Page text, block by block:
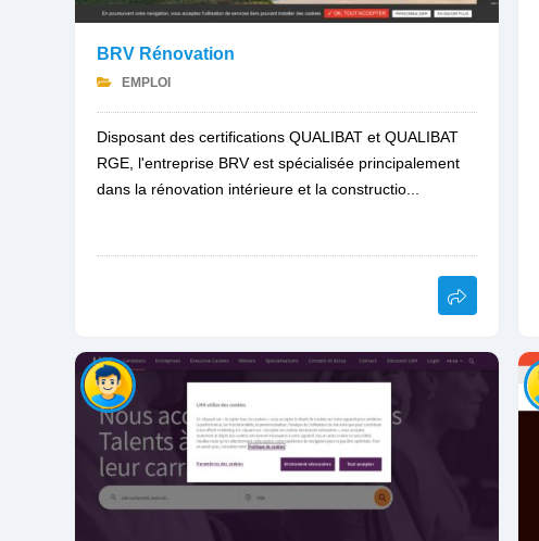
BRV Rénovation
EMPLOI
Disposant des certifications QUALIBAT et QUALIBAT
RGE, l'entreprise BRV est spécialisée principalement
dans la rénovation intérieure et la constructio...